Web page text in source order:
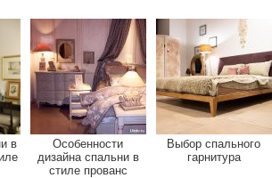
в
Особенности
дизайна спальни в
стиле прованс
Выбор спального
гарнитура